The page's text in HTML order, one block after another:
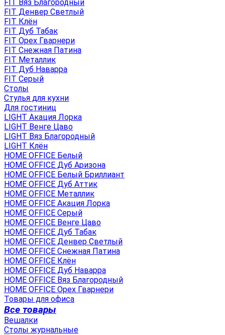
FIT Вяз Благородный
FIT Денвер Светлый
FIT Клён
FIT Дуб Табак
FIT Орех Гварнери
FIT Снежная Патина
FIT Металлик
FIT Дуб Наварра
FIT Серый
Столы
Стулья для кухни
Для гостиниц
LIGHT Акация Лорка
LIGHT Венге Цаво
LIGHT Вяз Благородный
LIGHT Клён
HOME OFFICE Белый
HOME OFFICE Дуб Аризона
HOME OFFICE Белый Бриллиант
HOME OFFICE Дуб Аттик
HOME OFFICE Металлик
HOME OFFICE Акация Лорка
HOME OFFICE Серый
HOME OFFICE Венге Цаво
HOME OFFICE Дуб Табак
HOME OFFICE Денвер Светлый
HOME OFFICE Снежная Патина
HOME OFFICE Клён
HOME OFFICE Дуб Наварра
HOME OFFICE Вяз Благородный
HOME OFFICE Орех Гварнери
Товары для офиса
Все товары
Вешалки
Столы журнальные